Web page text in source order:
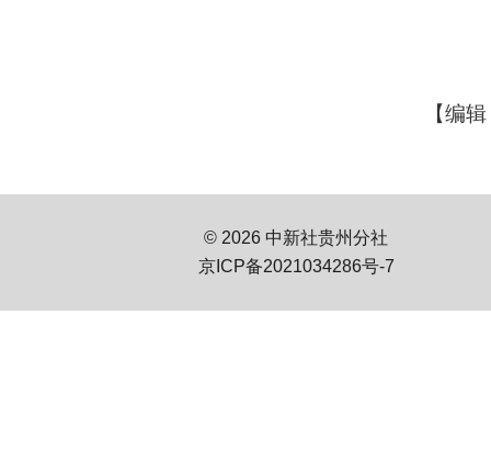
【编
© 2026 中新社贵州分社
京ICP备2021034286号-7